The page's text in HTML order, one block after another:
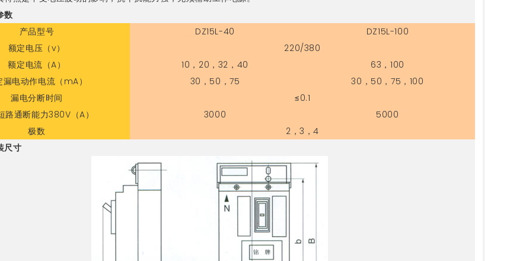
数
产品型号
DZ15L-40
DZ15L-100
额定电压（v）
220/380
额定电流（A）
10，20，32，40
63，100
漏电动作电流（mA）
30，50，75
30，50，75，100
漏电分断时间
≤0.1
路通断能力380V（A）
3000
5000
极数
2，3，4
尺寸